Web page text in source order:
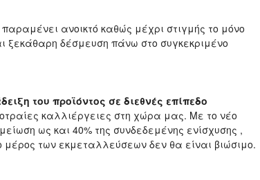
ανοικτό καθώς μέχρι στιγμής το μόνο
ξεκάθαρη δέσμευση πάνω στο συγκεκριμένο
του προϊόντος σε διεθνές επίπεδο
καλλιέργειες στη χώρα μας. Με το νέο
ως και 40% της συνδεδεμένης ενίσχυσης ,
των εκμεταλλεύσεων δεν θα είναι βιώσιμο.